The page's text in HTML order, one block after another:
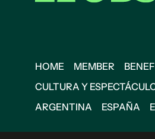
HOME MEMBER
CULTURA Y
ARGENTINA
ESPAÑA